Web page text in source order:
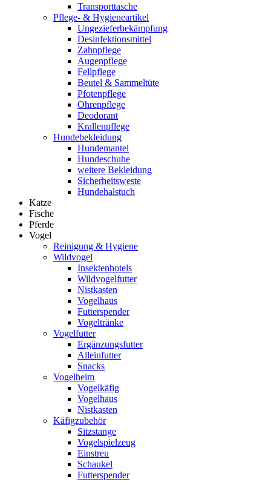
Transporttasche
Pflege- & Hygieneartikel
Ungezieferbekämpfung
Desinfektionsmittel
Zahnpflege
Augenpflege
Fellpflege
Beutel & Sammeltüte
Pfotenpflege
Ohrenpflege
Deodorant
Krallenpflege
Hundebekleidung
Hundemantel
Hundeschuhe
weitere Bekleidung
Sicherheitsweste
Hundehalstuch
Katze
Fische
Pferde
Vogel
Reinigung & Hygiene
Wildvogel
Insektenhotels
Wildvogelfutter
Nistkasten
Vogelhaus
Futterspender
Vogeltränke
Vogelfutter
Ergänzungsfutter
Alleinfutter
Snacks
Vogelheim
Vogelkäfig
Vogelhaus
Nistkasten
Käfigzubehör
Sitzstange
Vogelspielzeug
Einstreu
Schaukel
Futterspender